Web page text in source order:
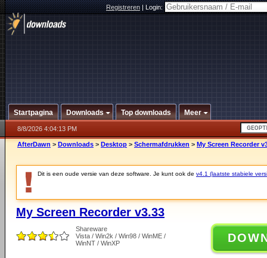
Registreren|Login:
Startpagina Downloads Top downloads Meer
8/8/2026 4:04:13 PM
AfterDawn > Downloads > Desktop > Schermafdrukken > My Screen Recorder
Dit is een oude versie van deze software. Je kunt ook de v4.1 (laatste stabiele
My Screen Recorder v3.33
Shareware
Vista / Win2k / Win98 / WinME /
WinNT / WinXP